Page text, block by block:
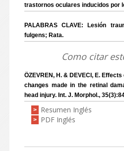
trastornos oculares inducidos por
PALABRAS CLAVE: Lesión
fulgens; Rata.
Como citar
ÖZEVREN, H. & DEVECI, E.
changes made in the retinal
head injury. Int. J. Morphol.,
> Resumen Inglés
> PDF Inglés